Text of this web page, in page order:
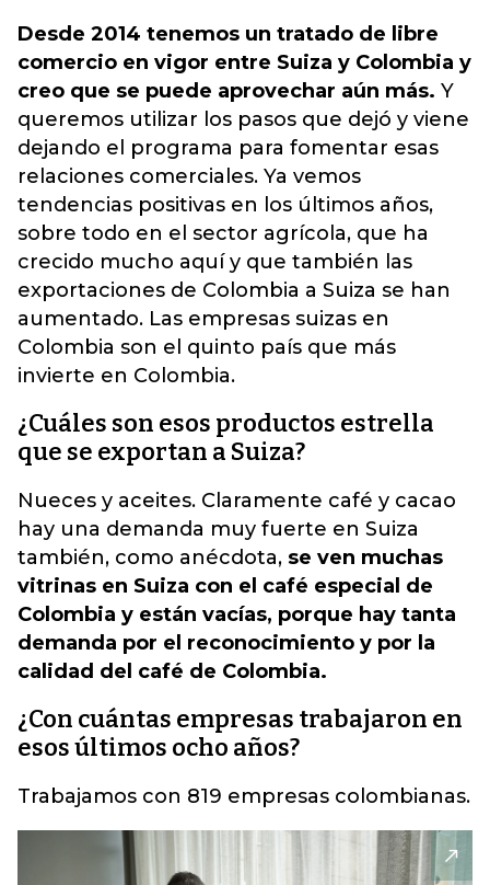
Desde 2014 tenemos un tratado de libre
comercio en vigor entre Suiza y Colombia y
creo que se puede aprovechar aún más. Y
queremos utilizar los pasos que dejó y viene
dejando el programa para fomentar esas
relaciones comerciales. Ya vemos
tendencias positivas en los últimos años,
sobre todo en el sector agrícola, que ha
crecido mucho aquí y que también las
exportaciones de Colombia a Suiza se han
aumentado. Las empresas suizas en
Colombia son el quinto país que más
invierte en Colombia.
¿Cuáles son esos productos estrella
que se exportan a Suiza?
Nueces y aceites. Claramente café y cacao
hay una demanda muy fuerte en Suiza
también, como anécdota, se ven muchas
vitrinas en Suiza con el café especial de
Colombia y están vacías, porque hay tanta
demanda por el reconocimiento y por la
calidad del café de Colombia.
¿Con cuántas empresas trabajaron en
esos últimos ocho años?
Trabajamos con 819 empresas colombianas.